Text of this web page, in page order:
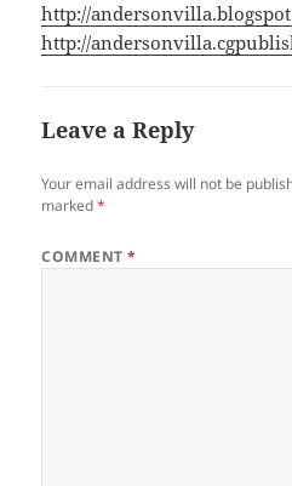
http://
http://
Leave a Reply
Your email address will not be
marked*
COMMENT*